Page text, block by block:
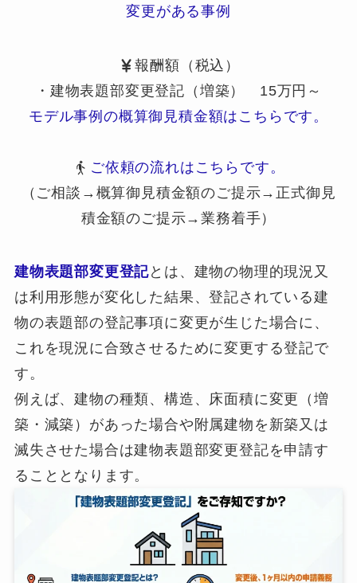
変更がある事例
報酬額（税込）
・建物表題部変更登記（増築） 15万円～
モデル事例の概算御見積金額はこちらです。
ご依頼の流れはこちらです。
（ご相談→概算御見積金額のご提示→正式御見
積金額のご提示→業務着手）
建物表題部変更登記とは、建物の物理的現況又
は利用形態が変化した結果、登記されている建
物の表題部の登記事項に変更が生じた場合に、
これを現況に合致させるために変更する登記で
す。
例えば、建物の種類、構造、床面積に変更（増
築・減築）があった場合や附属建物を新築又は
滅失させた場合は建物表題部変更登記を申請す
ることとなります。